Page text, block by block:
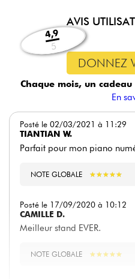
AVIS
4,9
5
DONNEZ
Chaque mois, un
En
Posté le 02/03/2021 à 11:29
TIANTIAN W.
Parfait pour mon piano
NOTE GLOBALE ★★★★★
★★★★★
Posté le 17/09/2020 à 10:12
CAMILLE D.
Meilleur stand EVER.
NOTE GLOBALE ★★★★★
★★★★★